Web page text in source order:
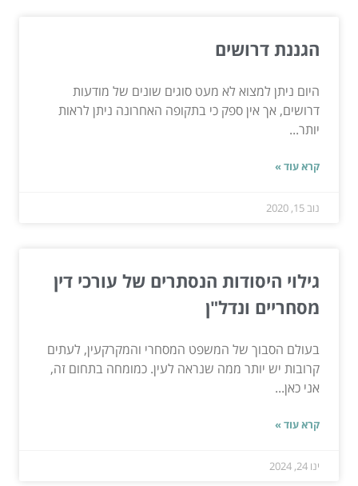
הגננת דרושים
היום ניתן למצוא לא מעט סוגים שונים של מודעות
דרושים, אך אין ספק כי בתקופה האחרונה ניתן לראות
יותר...
קרא עוד »
נוב 15, 2020
גילוי היסודות הנסתרים של עורכי דין
מסחריים ונדל"ן
בעולם הסבוך של המשפט המסחרי והמקרקעין, לעתים
קרובות יש יותר ממה שנראה לעין. כמומחה בתחום זה,
אני כאן...
קרא עוד »
ינו 24, 2024